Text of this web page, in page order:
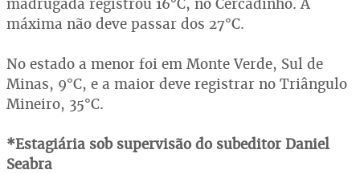
máxima não deve passar dos 27°C.
No estado a menor foi em Monte Verde, Sul de
Minas, 9°C, e a maior deve registrar no Triângulo
Mineiro, 35°C.
*Estagiária sob supervisão do subeditor Daniel
Seabra